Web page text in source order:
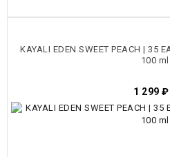
KAYALI EDEN SWEET PEACH | 35
100 ml
1 299 ₽